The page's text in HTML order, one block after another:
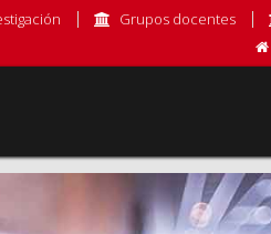
Grupos docentes